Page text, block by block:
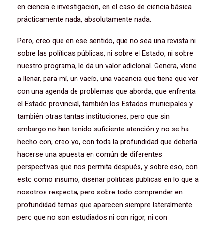
en ciencia e investigación, en el caso de ciencia básica
prácticamente nada, absolutamente nada.
Pero, creo que en ese sentido, que no sea una revista ni
sobre las políticas públicas, ni sobre el Estado, ni sobre
nuestro programa, le da un valor adicional. Genera, viene
a llenar, para mí, un vacío, una vacancia que tiene que ver
con una agenda de problemas que aborda, que enfrenta
el Estado provincial, también los Estados municipales y
también otras tantas instituciones, pero que sin
embargo no han tenido suficiente atención y no se ha
hecho con, creo yo, con toda la profundidad que debería
hacerse una apuesta en común de diferentes
perspectivas que nos permita después, y sobre eso, con
esto como insumo, diseñar políticas públicas en lo que a
nosotros respecta, pero sobre todo comprender en
profundidad temas que aparecen siempre lateralmente
pero que no son estudiados ni con rigor, ni con